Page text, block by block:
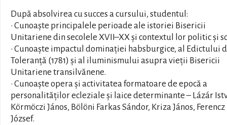
După absolvirea cu succes a cursului, studentul:
• Cunoaște principalele perioade ale istoriei Bisericii
Unitariene din secolele XVII–XX și contextul lor politic și
• Cunoaște impactul dominației habsburgice, al Edictului
Toleranță (1781) și al iluminismului asupra vieții Bisericii
Unitariene transilvănene.
• Cunoaște opera și activitatea formatoare de epocă a
personalităților ecleziale și laice determinante – Lázár
Körmöczi János, Bölöni Farkas Sándor, Kriza János, Ferencz
József.